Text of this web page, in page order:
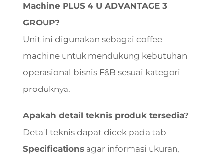
Machine PLUS 4 U ADVANTAGE 3
GROUP?
Unit ini digunakan sebagai coffee
machine untuk mendukung kebutuhan
operasional bisnis F&B sesuai kategori
produknya.
Apakah detail teknis produk tersedia?
Detail teknis dapat dicek pada tab
Specificationsagar informasi ukuran,